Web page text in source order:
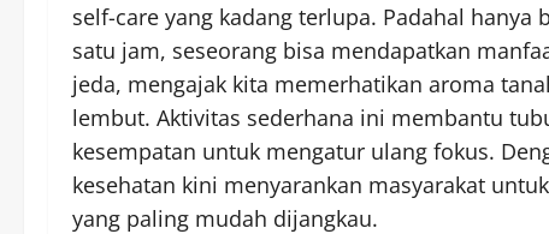
self-care yang kadang terlupa. Padahal
satu jam, seseorang bisa mendapatkan
jeda, mengajak kita memerhatikan aroma
lembut. Aktivitas sederhana ini membantu
kesempatan untuk mengatur ulang fokus.
kesehatan kini menyarankan masyarakat
yang paling mudah dijangkau.